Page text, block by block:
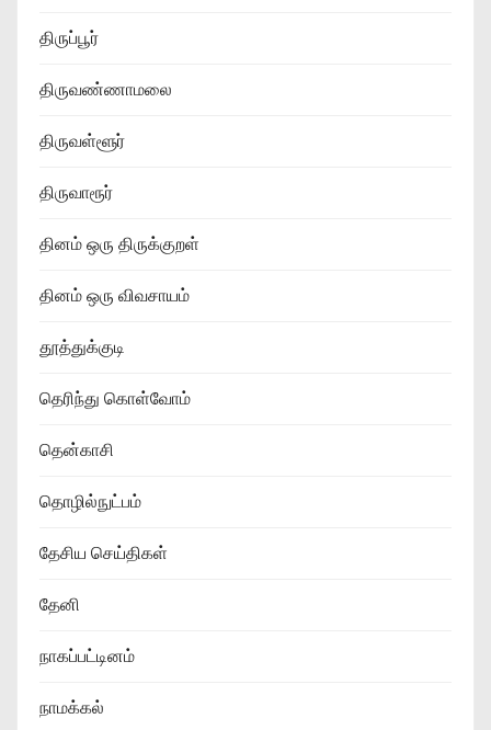
திருப்பூர்
திருவண்ணாமலை
திருவள்ளூர்
திருவாரூர்
தினம் ஒரு திருக்குறள்
தினம் ஒரு விவசாயம்
தூத்துக்குடி
தெரிந்து கொள்வோம்
தென்காசி
தொழில்நுட்பம்
தேசிய செய்திகள்
தேனி
நாகப்பட்டினம்
நாமக்கல்